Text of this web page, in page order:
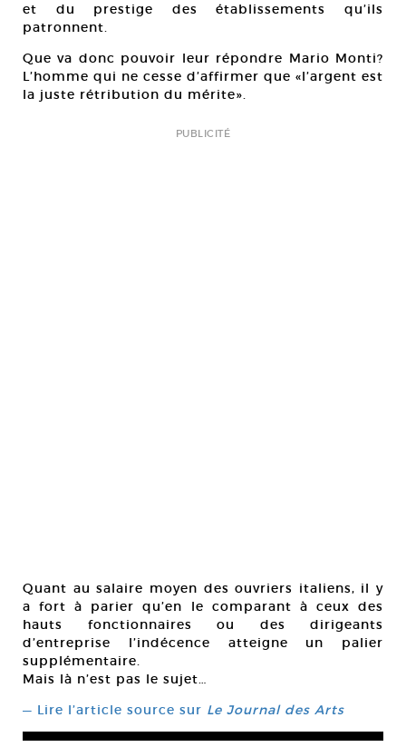
et du prestige des établissements qu’ils
patronnent.
Que va donc pouvoir leur répondre Mario Monti?
L’homme qui ne cesse d’affirmer que «l’argent est
la juste rétribution du mérite».
PUBLICITÉ
Quant au salaire moyen des ouvriers italiens, il y
a fort à parier qu’en le comparant à ceux des
hauts fonctionnaires ou des dirigeants
d’entreprise l’indécence atteigne un palier
supplémentaire.
Mais là n’est pas le sujet…
— Lire l’article source sur Le Journal des Arts